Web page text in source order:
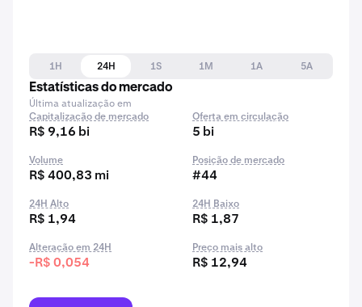
1H 24H 1S 1M 1A
5A
Estatísticas do mercado
Última atualização em
Capitalização de mercado
R$ 9,16 bi
Oferta em circulação
5 bi
Volume
R$ 400,83 mi
Posição de mercado
#44
24H Alto
R$ 1,94
24H Baixo
R$ 1,87
Alteração em 24H
-R$ 0,054
Preço mais alto
R$ 12,94